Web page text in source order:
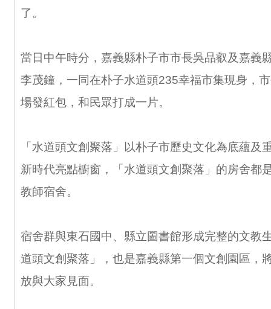
了。
當日中午時分，嘉義縣朴子市市長吳品叡及嘉義
李茂鐘，一同在朴子水道頭235幸福市集現身，
場發紅包，和民眾打成一片。
「水道頭文創聚落」以朴子市歷史文化為底蘊及
新時代亮點櫥窗，「水道頭文創聚落」的房舍都
教師宿舍。
宿舍群與東石國中、縣立圖書館形成完整的文教
道頭文創聚落」，也是嘉義縣第一個文創園區，
放與大家見面。